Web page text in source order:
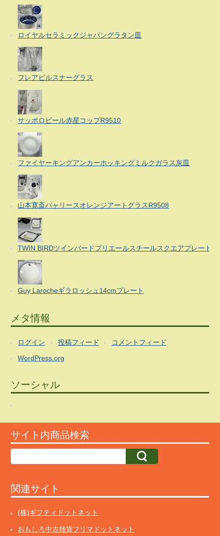
ロイヤルセラミックジャパングラタン皿
フレアピルスナーグラス
サッポロビール赤星コップR9510
ファイヤーキングアンカーホッキングミルクガラス灰皿
山本寛斎バャリースオレンジアートグラスR9508
TWIN BIRDツインバードプリエールスチールスクエアプレート
Guy Larocheギラロッシュ14cmプレート
メタ情報
ログイン 投稿フィード コメントフィード
WordPress.org
ソーシャル
サイト内商品検索
関連サイト
(株)ギフティドットネット
おもしろ中古雑貨フリマドットネット